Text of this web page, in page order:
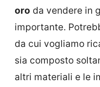
oro da vendere in
importante.
da cui vogliamo
sia composto
altri materiali e le